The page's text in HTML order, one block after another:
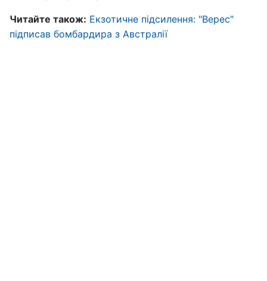
Читайте також: Екзотичне підсилення: "Верес"
підписав бомбардира з Австралії